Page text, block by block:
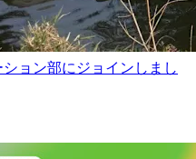
ョン部にジョインしまし